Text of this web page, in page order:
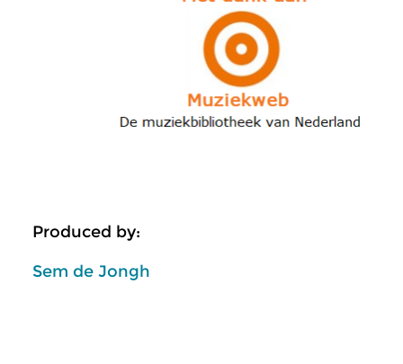
Produced by:
Sem de Jongh